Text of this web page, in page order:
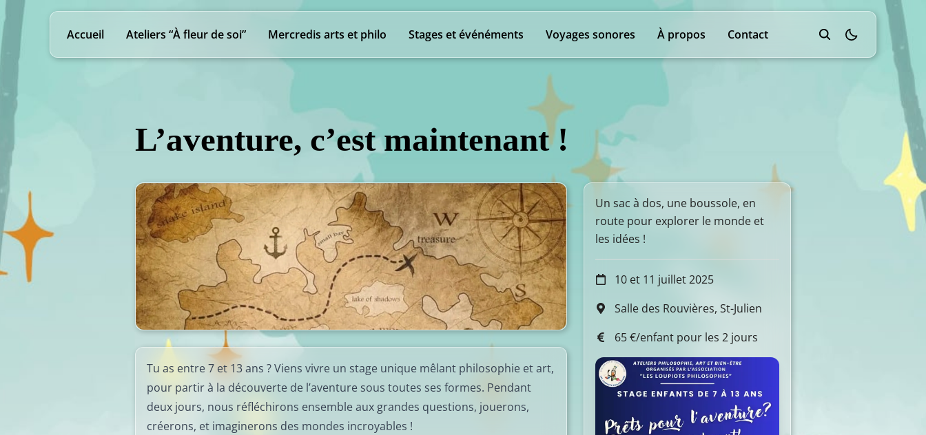
Accueil Ateliers “À fleur de soi” Mercredis arts et philo Stages et événéments Voyages sonores À propos Contact theme switcher
L’aventure, c’est maintenant !
Un sac à dos, une boussole, en
route pour explorer le monde et
les idées !
10 et 11 juillet 2025
Salle des Rouvières, St-Julien
65 €/enfant pour les 2 jours
Tu as entre 7 et 13 ans ? Viens vivre un stage unique mêlant philosophie et art,
pour partir à la découverte de l’aventure sous toutes ses formes. Pendant
deux jours, nous réfléchirons ensemble aux grandes questions, jouerons,
créerons, et imaginerons des mondes incroyables !